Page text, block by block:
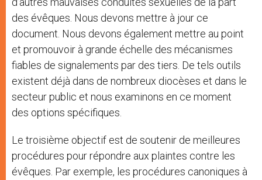
des évêques. Nous devons mettre à jour ce
document. Nous devons également mettre au point
et promouvoir à grande échelle des mécanismes
fiables de signalements par des tiers. De tels outils
existent déjà dans de nombreux diocèses et dans le
secteur public et nous examinons en ce moment
des options spécifiques.
Le troisième objectif est de soutenir de meilleures
procédures pour répondre aux plaintes contre les
évêques. Par exemple, les procédures canoniques à